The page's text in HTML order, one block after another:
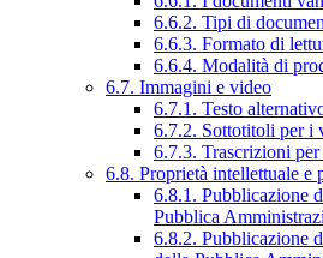
6.6.2. Tipi di
6.6.3. Formato di
6.6.4. Modalità di
6.7. Immagini e video
6.7.1. Testo
6.7.2. Sottotitoli per i
6.7.3. Trascrizioni
6.8. Proprietà intellettuale e
6.8.1. Pubblicazione
Pubblica
6.8.2. Pubblicazione